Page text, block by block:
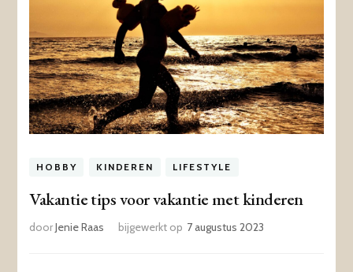
HOBBY KINDEREN LIFESTYLE
Vakantie tips voor vakantie met kinderen
doorJenie Raas bijgewerkt op 7 augustus 2023